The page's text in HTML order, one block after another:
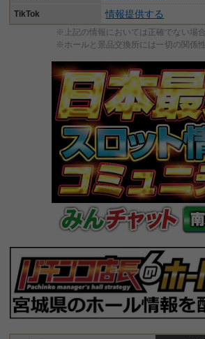
TikTok 情報提供する
※上記の情報においては正確でない場
※ホールと景品交換所には一切の関係